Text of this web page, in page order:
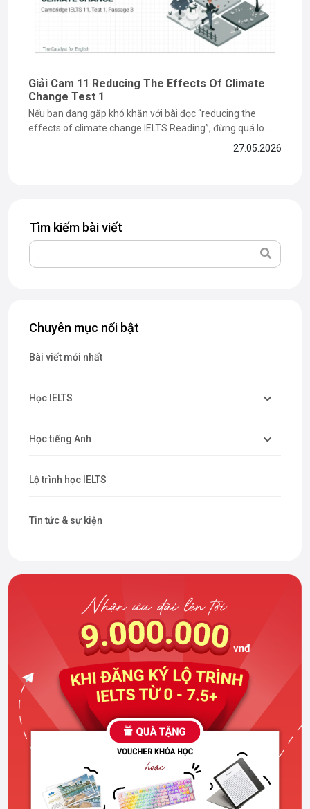
Tìm kiếm bài viết
Chuyên mục nổi bật
Bài viết mới nhất
Học IELTS
Học tiếng Anh
Lộ trình học IELTS
Tin tức & sự kiện
Giải Cam 11 Reducing The Effects Of Climate
Change Test 1
Nếu bạn đang gặp khó khăn với bài đọc “reducing the
effects of climate change IELTS Reading”, đừng quá lo
lắng vì đây là dạng bài dễ khiến nhiều bạn mất điểm ở phần
27.05.2026